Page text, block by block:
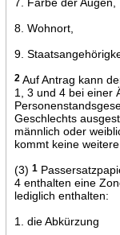
8. Wohnort,
9.
2Auf Antrag kann
1, 3 und 4 bei einer
Geschlechts
männlich oder
kommt keine
(3) 1
4 enthalten eine
lediglich enthalten:
1. die Abkürzung